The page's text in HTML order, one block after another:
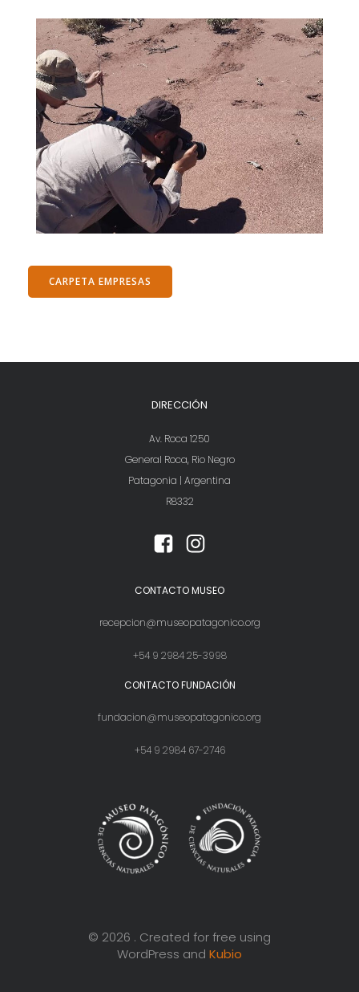
CARPETA EMPRESAS
DIRECCIÓN
Av. Roca 1250
General Roca, Rio Negro
Patagonia | Argentina
R8332
CONTACTO MUSEO
recepcion@museopatagonico.org
+54 9 2984 25-3998
CONTACTO FUNDACIÓN
fundacion@museopatagonico.org
+54 9 2984 67-2746
© 2026 . Created for free using
WordPress and Kubio